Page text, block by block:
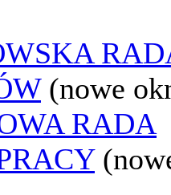
(nowe
RADA